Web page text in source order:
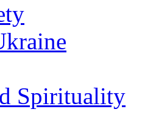
Spirituality